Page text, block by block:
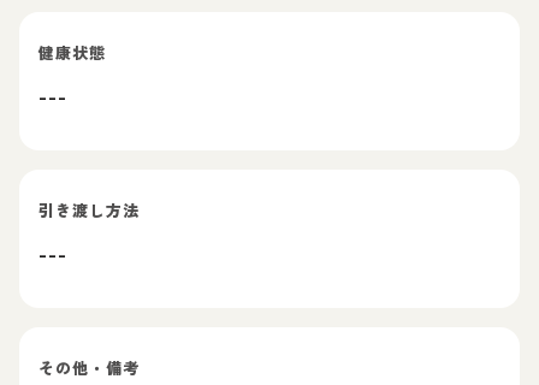
健康状態
---
引き渡し方法
---
その他・備考